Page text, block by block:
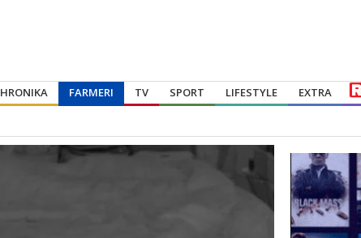
HRONIKA FARMERI TV SPORT LIFESTYLE EXTRA